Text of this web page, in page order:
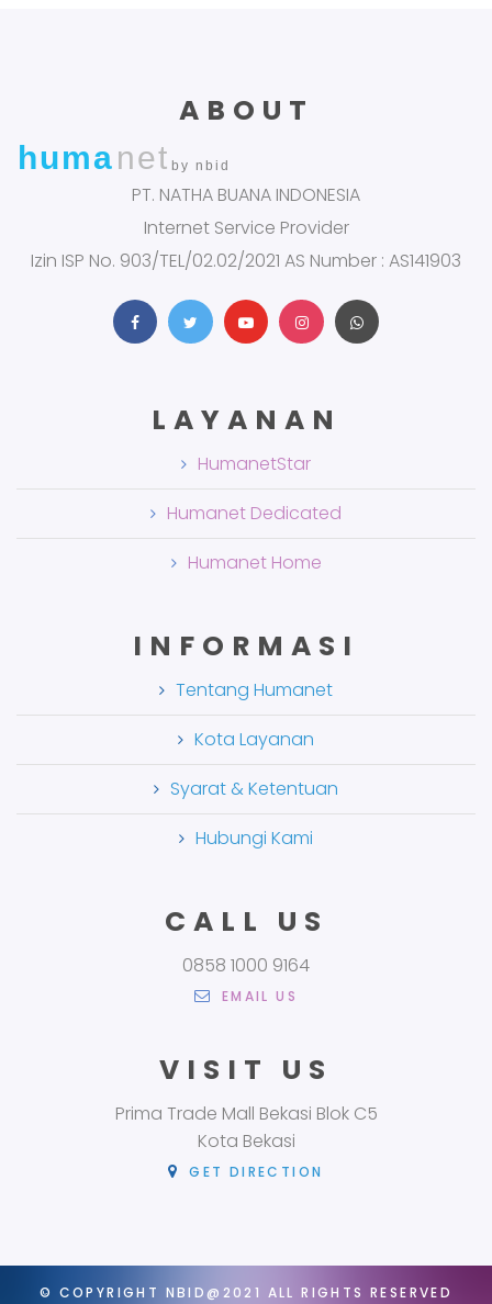
ABOUT
humanet by nbid
PT. NATHA BUANA INDONESIA
Internet Service Provider
Izin ISP No. 903/TEL/02.02/2021 AS Number : AS141903
LAYANAN
HumanetStar
Humanet Dedicated
Humanet Home
INFORMASI
Tentang Humanet
Kota Layanan
Syarat & Ketentuan
Hubungi Kami
CALL US
0858 1000 9164
EMAIL US
VISIT US
Prima Trade Mall Bekasi Blok C5
Kota Bekasi
GET DIRECTION
© COPYRIGHT NBID@2021 ALL RIGHTS RESERVED